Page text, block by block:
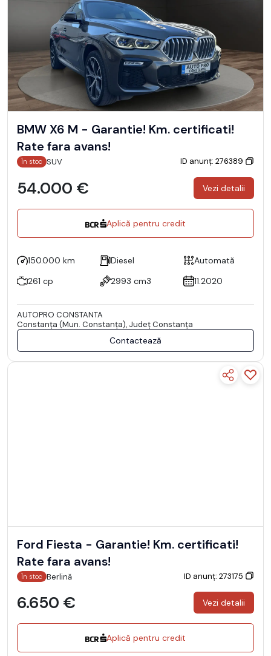
BMW X6 M - Garantie! Km. certificati!
Rate fara avans!
În stoc SUV ID anunț: 276389
54.000 € Vezi detalii
Aplică pentru credit
150.000 km Diesel
Automată
261 cp
2993 cm3 11.2020
AUTOPRO CONSTANTA
Constanţa (Mun. Constanţa), Județ Constanţa
Contactează
Ford Fiesta - Garantie! Km. certificati!
Rate fara avans!
În stoc Berlină ID anunț: 273175
6.650 € Vezi detalii
Aplică pentru credit